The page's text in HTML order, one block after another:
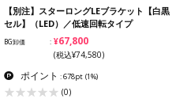
【別注】スターロングLEブラケット【白黒
セル】（LED）／低速回転タイプ
BG卸価 ¥67,800
(税込¥74,580)
ポイント : 678pt (1%)
(0)